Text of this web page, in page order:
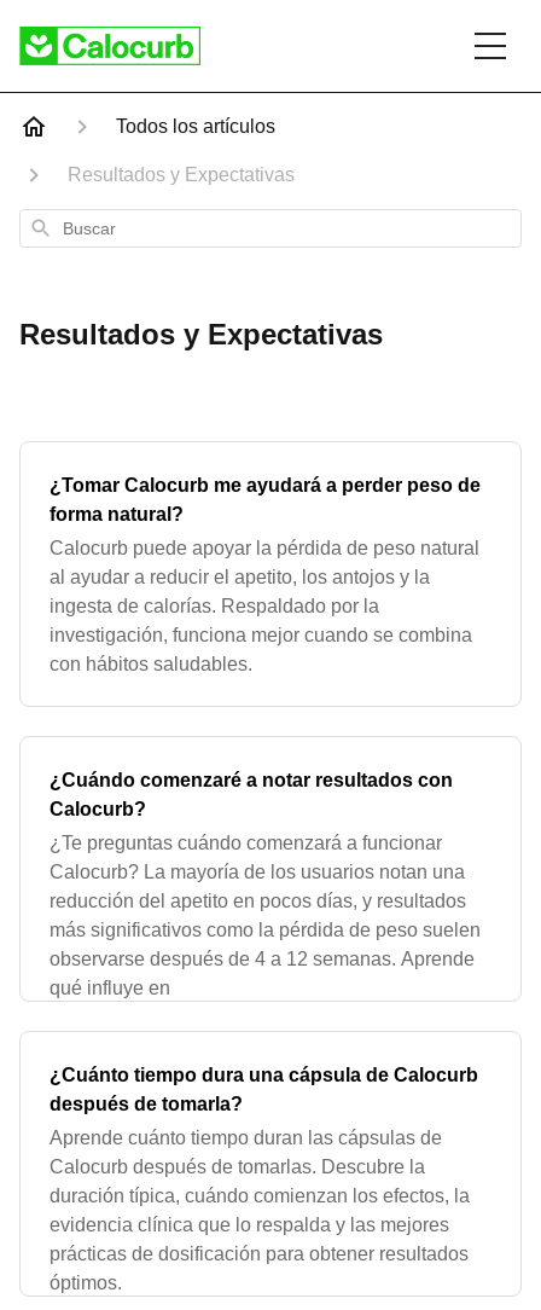
Todos los artículos
Resultados y Expectativas
Buscar
Resultados y Expectativas
¿Tomar Calocurb me ayudará a perder peso de
forma natural?
Calocurb puede apoyar la pérdida de peso natural
al ayudar a reducir el apetito, los antojos y la
ingesta de calorías. Respaldado por la
investigación, funciona mejor cuando se combina
con hábitos saludables.
¿Cuándo comenzaré a notar resultados con
Calocurb?
¿Te preguntas cuándo comenzará a funcionar
Calocurb? La mayoría de los usuarios notan una
reducción del apetito en pocos días, y resultados
más significativos como la pérdida de peso suelen
observarse después de 4 a 12 semanas. Aprende
qué influye en
¿Cuánto tiempo dura una cápsula de Calocurb
después de tomarla?
Aprende cuánto tiempo duran las cápsulas de
Calocurb después de tomarlas. Descubre la
duración típica, cuándo comienzan los efectos, la
evidencia clínica que lo respalda y las mejores
prácticas de dosificación para obtener resultados
óptimos.